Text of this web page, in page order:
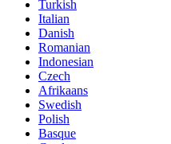
Turkish
Italian
Danish
Romanian
Indonesian
Czech
Afrikaans
Swedish
Polish
Basque